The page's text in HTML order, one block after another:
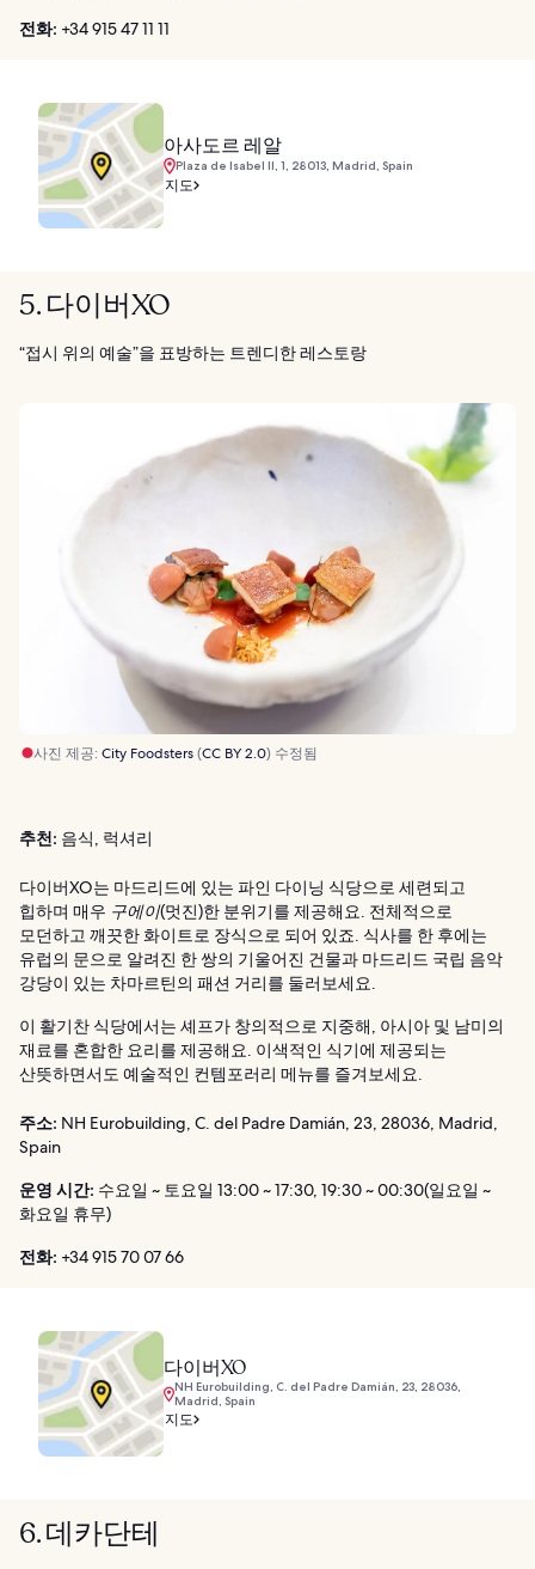
전화: +34 915 47 11 11
아사도르 레알
Plaza de Isabel II, 1, 28013, Madrid, Spain
지도
5. 다이버XO
“접시 위의 예술”을 표방하는 트렌디한 레스토랑
사진 제공: City Foodsters(CC BY 2.0) 수정됨
추천: 음식, 럭셔리
다이버XO는 마드리드에 있는 파인 다이닝 식당으로 세련되고
힙하며 매우 구에이(멋진)한 분위기를 제공해요. 전체적으로
모던하고 깨끗한 화이트로 장식으로 되어 있죠. 식사를 한 후에는
유럽의 문으로 알려진 한 쌍의 기울어진 건물과 마드리드 국립 음악
강당이 있는 차마르틴의 패션 거리를 둘러보세요.
이 활기찬 식당에서는 셰프가 창의적으로 지중해, 아시아 및 남미의
재료를 혼합한 요리를 제공해요. 이색적인 식기에 제공되는
산뜻하면서도 예술적인 컨템포러리 메뉴를 즐겨보세요.
주소: NH Eurobuilding, C. del Padre Damián, 23, 28036, Madrid,
Spain
운영 시간: 수요일 ~ 토요일 13:00 ~ 17:30, 19:30 ~ 00:30(일요일 ~
화요일 휴무)
전화: +34 915 70 07 66
다이버XO
NH Eurobuilding, C. del Padre Damián, 23, 28036,
Madrid, Spain
지도
6. 데카단테